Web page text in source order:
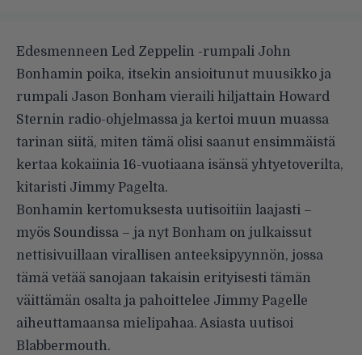
Edesmenneen Led Zeppelin -rumpali John
Bonhamin poika, itsekin ansioitunut muusikko ja
rumpali Jason Bonham vieraili hiljattain Howard
Sternin radio-ohjelmassa ja kertoi muun muassa
tarinan siitä, miten tämä olisi saanut ensimmäistä
kertaa kokaiinia 16-vuotiaana isänsä yhtyetoverilta,
kitaristi Jimmy Pagelta.
Bonhamin kertomuksesta uutisoitiin laajasti –
myös Soundissa – ja nyt Bonham on julkaissut
nettisivuillaan virallisen anteeksipyynnön, jossa
tämä vetää sanojaan takaisin erityisesti tämän
väittämän osalta ja pahoittelee Jimmy Pagelle
aiheuttamaansa mielipahaa. Asiasta uutisoi
Blabbermouth.